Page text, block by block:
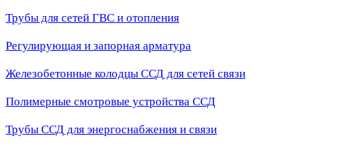
Трубы для сетей ГВС и отопления
Регулирующая и запорная арматура
Железобетонные колодцы ССД для сетей связи
Полимерные смотровые устройства ССД
Трубы ССД для энергоснабжения и связи